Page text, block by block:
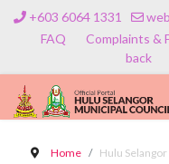
+603 6064 1331
FAQ
Complaints &
back
Home Hulu